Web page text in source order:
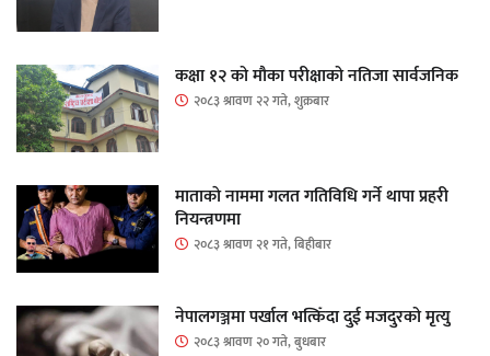
कक्षा १२ को मौका परीक्षाको नतिजा सार्वजनिक
२०८३ श्रावण २२ गते, शुक्रबार
माताकाे नाममा गलत गतिविधि गर्ने थापा प्रहरी
नियन्त्रणमा
२०८३ श्रावण २१ गते, बिहीबार
नेपालगञ्जमा पर्खाल भत्किँदा दुई मजदुरको मृत्यु
२०८३ श्रावण २० गते, बुधबार